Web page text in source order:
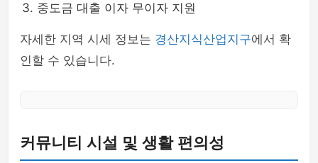
중도금 대출 이자 무이자 지원
자세한 지역 시세 정보는 경산지식산업지구에서 확
인할 수 있습니다.
커뮤니티 시설 및 생활 편의성